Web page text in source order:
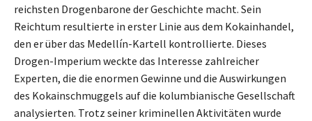
reichsten Drogenbarone der Geschichte macht. Sein
Reichtum resultierte in erster Linie aus dem Kokainhandel,
den er über das Medellín-Kartell kontrollierte. Dieses
Drogen-Imperium weckte das Interesse zahlreicher
Experten, die die enormen Gewinne und die Auswirkungen
des Kokainschmuggels auf die kolumbianische Gesellschaft
analysierten. Trotz seiner kriminellen Aktivitäten wurde